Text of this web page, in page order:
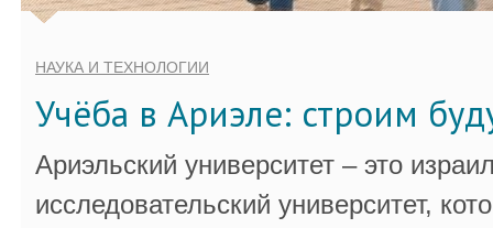
НАУКА И ТЕХНОЛОГИИ
Учёба в Ариэле: строим
Ариэльский университет – это
исследовательский университет,